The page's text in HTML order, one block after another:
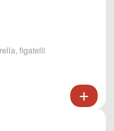
figatelli